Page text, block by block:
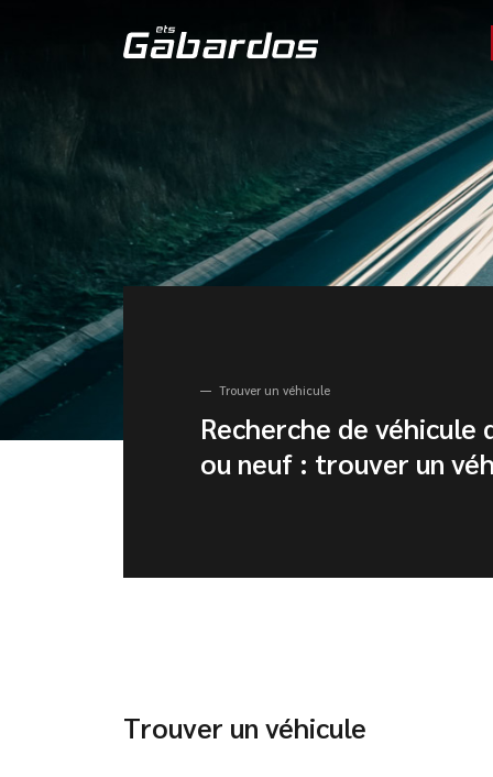
Trouver un véhicule
Recherche de véhicule
ou neuf : trouver un
Trouver un véhicule